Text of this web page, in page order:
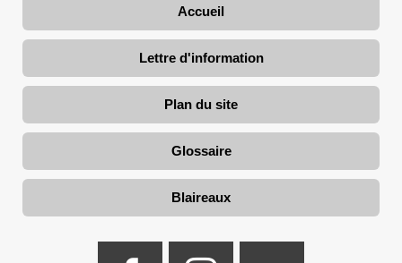
Accueil
Lettre d'information
Plan du site
Glossaire
Blaireaux